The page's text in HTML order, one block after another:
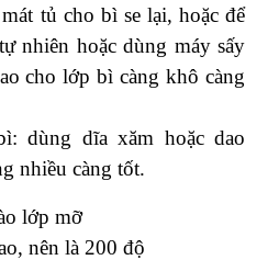
tủ cho bì se lại, hoặc để
nhiên hoặc dùng máy sấy
cho lớp bì càng khô càng
dùng dĩa xăm hoặc dao
nhiều càng tốt.
lớp mỡ
nên là 200 độ